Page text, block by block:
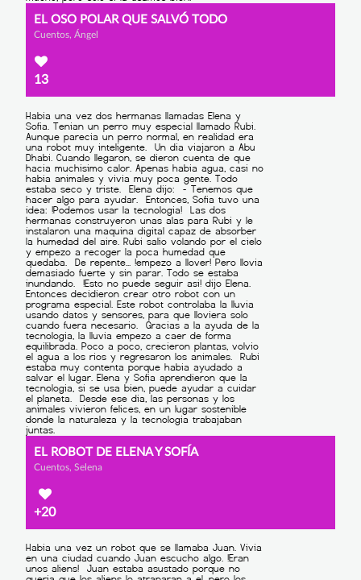
EL OSO POLAR QUE SALVÓ TODO
Cuentos, Ángel
13
EL ROBOT DE ELENA Y SOFÍA
Cuentos, Selena
+20